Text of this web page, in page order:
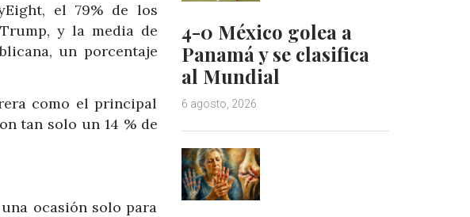
el 79% de los
y la media de
un porcentaje
como el principal
tan solo un 14 % de
ocasión solo para
4-0 México golea a
Panamá y se clasifica
al Mundial
6 agosto, 2026